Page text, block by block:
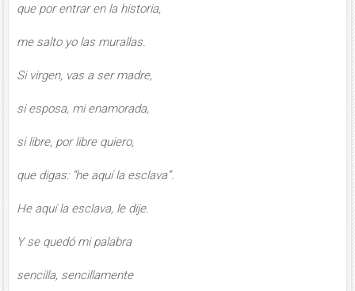
que por entrar en la historia,
me salto yo las murallas.
Si virgen, vas a ser madre,
si esposa, mi enamorada,
si libre, por libre quiero,
que digas: “he aquí la esclava”.
He aquí la esclava, le dije.
Y se quedó mi palabra
sencilla, sencillamente